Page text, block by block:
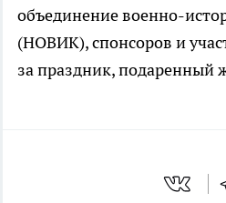
объединение военно-
(НОВИК), спонсоров и
за праздник, подаренный